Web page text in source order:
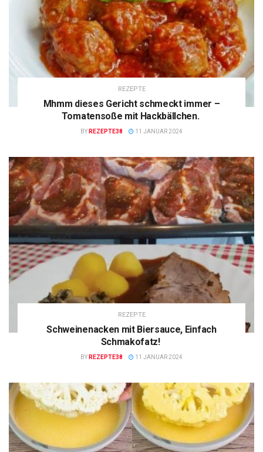
REZEPTE
Mhmm dieses Gericht schmeckt immer –
Tomatensoße mit Hackbällchen.
BY REZEPTE38 11 JANUAR 2024
REZEPTE
Schweinenacken mit Biersauce, Einfach
Schmakofatz!
BY REZEPTE38 11 JANUAR 2024